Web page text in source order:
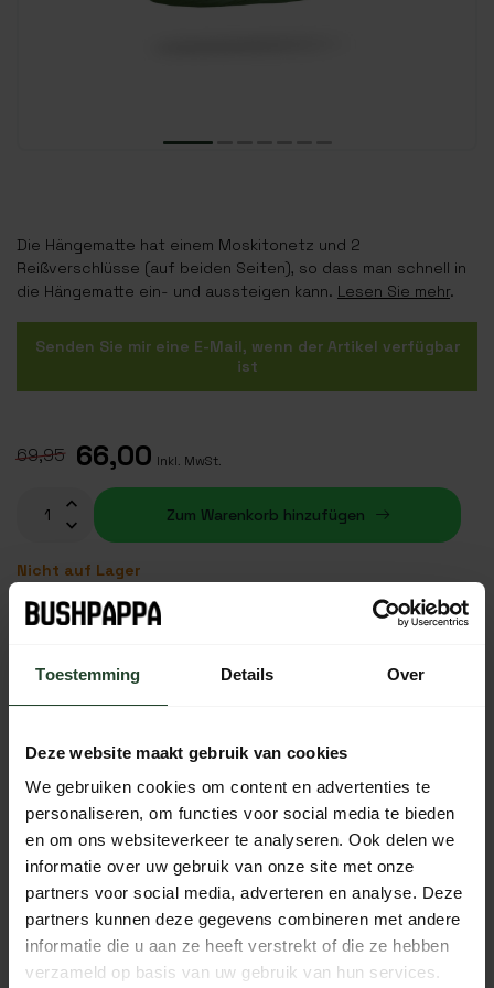
Toestemming Details Over
Deze website maakt gebruik van cookies
We gebruiken cookies om content en advertenties te
personaliseren, om functies voor social media te bieden
en om ons websiteverkeer te analyseren. Ook delen we
informatie over uw gebruik van onze site met onze
partners voor social media, adverteren en analyse. Deze
partners kunnen deze gegevens combineren met andere
informatie die u aan ze heeft verstrekt of die ze hebben
verzameld op basis van uw gebruik van hun services.
Die Hängematte hat einem Moskitonetz und 2
Reißverschlüsse (auf beiden Seiten), so dass man schnell in
die Hängematte ein- und aussteigen kann. Lesen Sie mehr.
Senden Sie mir eine E-Mail, wenn der Artikel verfügbar
ist
69,95 66,00 Inkl. MwSt.
Zum Warenkorb hinzufügen
Nicht auf Lager
Kostenloser Versand ab 90 € (NL, BE & DE)
Bestellungen von Mo bis Fr vor 17:00 Uhr werden noch am
selben Tag versandt.
E-Mail erreichbar.
PRODUKTBESCHREIBUNG
EIGENSCHAFTEN